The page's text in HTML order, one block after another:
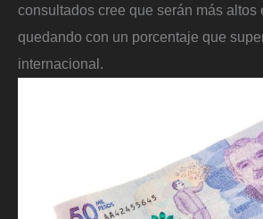
consultados cree que serán más altos
quedando con un porcentaje que
internacional.